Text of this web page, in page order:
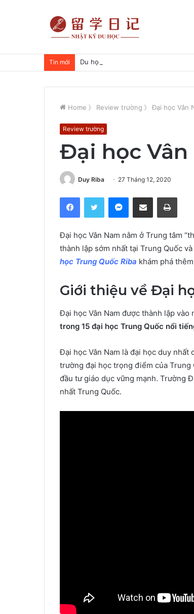
Tin mới Du học sinh online học như thế nào?
Home 》 Review trường 》 Đại học Vân
Review trường
Đại học Vân
Duy Riba 27 Tháng 12, 2020
FacebookTwitter Messenger
Share via Email Print
Đại học Vân Nam nằm ở Trung tâm
thành lập sớm nhất tại Trung Quốc
học Trung Quốc Riba khám phá
Giới thiệu về Đại
Đại học Vân Nam được thành lập
trong 15 đại học Trung Quốc nổi
Đại học Vân Nam là đại học duy nhất
trường đại học trọng điểm của
đầu tư giáo dục vững mạnh. Trường
nhất Trung Quốc.